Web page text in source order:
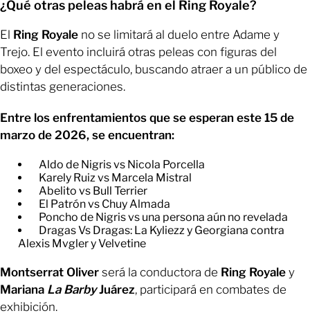
¿Qué otras peleas habrá en el Ring Royale?
El Ring Royale no se limitará al duelo entre Adame y
Trejo. El evento incluirá otras peleas con figuras del
boxeo y del espectáculo, buscando atraer a un público de
distintas generaciones.
Entre los enfrentamientos que se esperan este 15 de
marzo de 2026, se encuentran:
Aldo de Nigris vs Nicola Porcella
Karely Ruiz vs Marcela Mistral
Abelito vs Bull Terrier
El Patrón vs Chuy Almada
Poncho de Nigris vs una persona aún no revelada
Dragas Vs Dragas: La Kyliezz y Georgiana contra
Alexis Mvgler y Velvetine
Montserrat Oliver será la conductora de Ring Royale y
Mariana La BarbyJuárez, participará en combates de
exhibición.